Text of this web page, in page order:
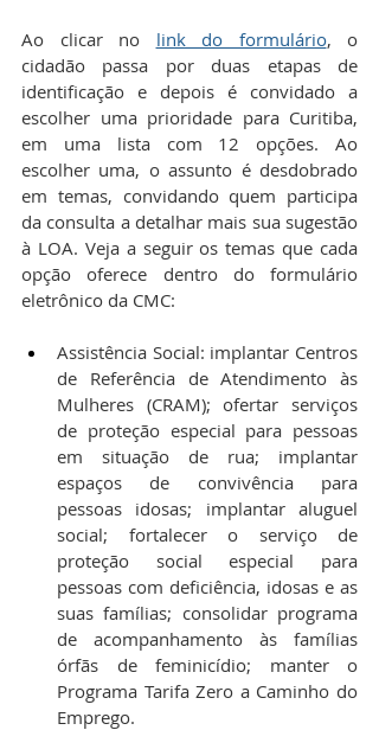
Ao clicar no link do formulário, o
cidadão passa por duas etapas de
identificação e depois é convidado a
escolher uma prioridade para Curitiba,
em uma lista com 12 opções. Ao
escolher uma, o assunto é desdobrado
em temas, convidando quem participa
da consulta a detalhar mais sua sugestão
à LOA. Veja a seguir os temas que cada
opção oferece dentro do formulário
eletrônico da CMC:
Assistência Social: implantar Centros
de Referência de Atendimento às
Mulheres (CRAM); ofertar serviços
de proteção especial para pessoas
em situação de rua; implantar
espaços de convivência para
pessoas idosas; implantar aluguel
social; fortalecer o serviço de
proteção social especial para
pessoas com deficiência, idosas e as
suas famílias; consolidar programa
de acompanhamento às famílias
órfãs de feminicídio; manter o
Programa Tarifa Zero a Caminho do
Emprego.